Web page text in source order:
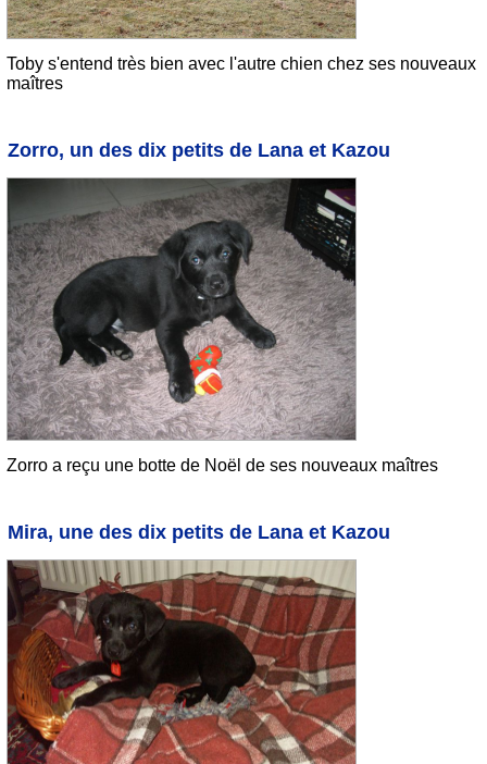
Toby s'entend très bien avec l'autre chien chez ses nouveaux
maîtres
Zorro, un des dix petits de Lana et Kazou
Zorro a reçu une botte de Noël de ses nouveaux maîtres
Mira, une des dix petits de Lana et Kazou